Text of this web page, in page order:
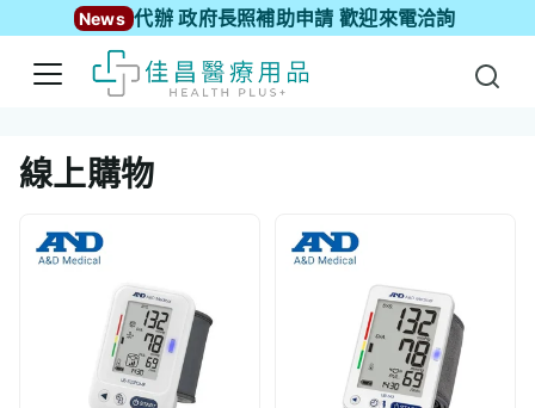
News 代辦 政府長照補助申請 歡迎來電洽詢
線上購物